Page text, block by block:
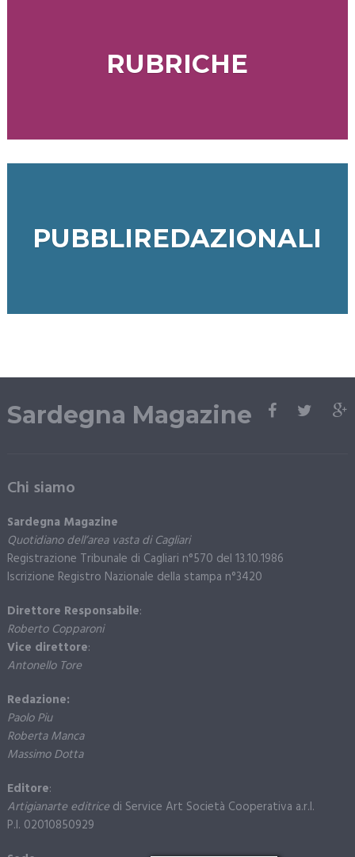
RUBRICHE
PUBBLIREDAZIONALI
Sardegna Magazine
Chi siamo
Sardegna Magazine
Quotidiano dell’area vasta di Cagliari
Registrazione Tribunale di Cagliari n°570 del 13.10.1986
Iscrizione Registro Nazionale della stampa n°3420
Direttore Responsabile:
Roberto Copparoni
Vice direttore:
Antonello Tore
Redazione:
Paolo Piu
Roberta Manca
Massimo Dotta
Editore:
Artigianarte editricedi Service Art Società Cooperativa a.r.l.
P.I. 02010850929